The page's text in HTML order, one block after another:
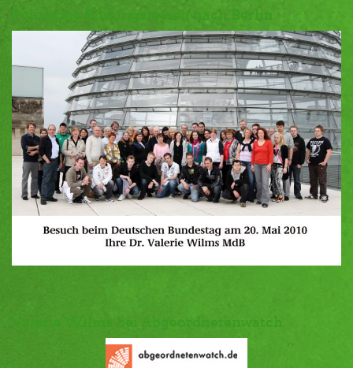
Politische Bildungsreisen nach Berlin
Valerie Wilms bei Abgeordnetenwatch